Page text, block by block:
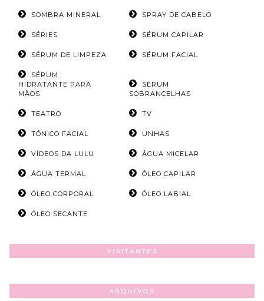
SOMBRA MINERAL SPRAY DE CABELO
SÉRIES SÉRUM CAPILAR
SÉRUM DE LIMPEZA SÉRUM FACIAL
SÉRUM
HIDRATANTE PARA
MÃOS
SÉRUM
SOBRANCELHAS
TEATRO TV
TÔNICO FACIAL UNHAS
VÍDEOS DA LULU ÁGUA MICELAR
ÁGUA TERMAL ÓLEO CAPILAR
ÓLEO CORPORAL ÓLEO LABIAL
ÓLEO SECANTE
VISITANTES
ARQUIVOS